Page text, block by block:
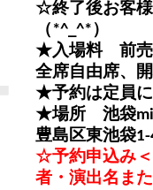
☆終了後お客様
（*^_^*）
★入場料 前売
全席自由席、
★予約は定員
★場所 池袋
豊島区東池袋
☆予約申込み＜
者・演出名ま